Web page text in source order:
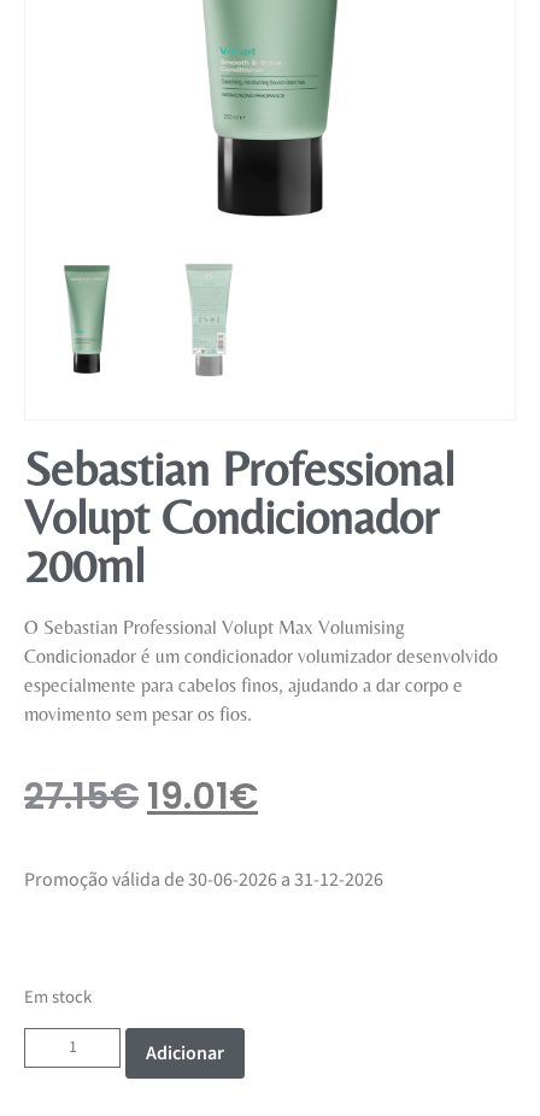
Sebastian Professional
Volupt Condicionador
200ml
O Sebastian Professional Volupt Max Volumising
Condicionador é um condicionador volumizador desenvolvido
especialmente para cabelos finos, ajudando a dar corpo e
movimento sem pesar os fios.
27.15€19.01€
Promoção válida de 30-06-2026 a 31-12-2026
Em stock
Adicionar